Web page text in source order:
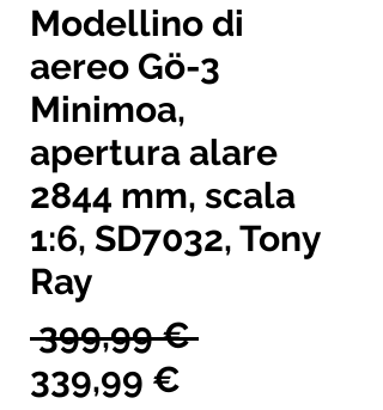
Modellino di
aereo Gö-3
Minimoa,
apertura alare
2844 mm, scala
1:6, SD7032, Tony
Ray
399,99 € Prezzo
339,99 €